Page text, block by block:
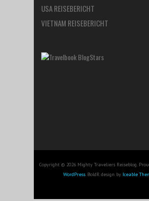
USA REISEBERICHT
VIETNAM REISEBERICHT
Copyright © 2026 Mighty Traveliers Reiseblog.
WordPress. BoldR design by Iceable